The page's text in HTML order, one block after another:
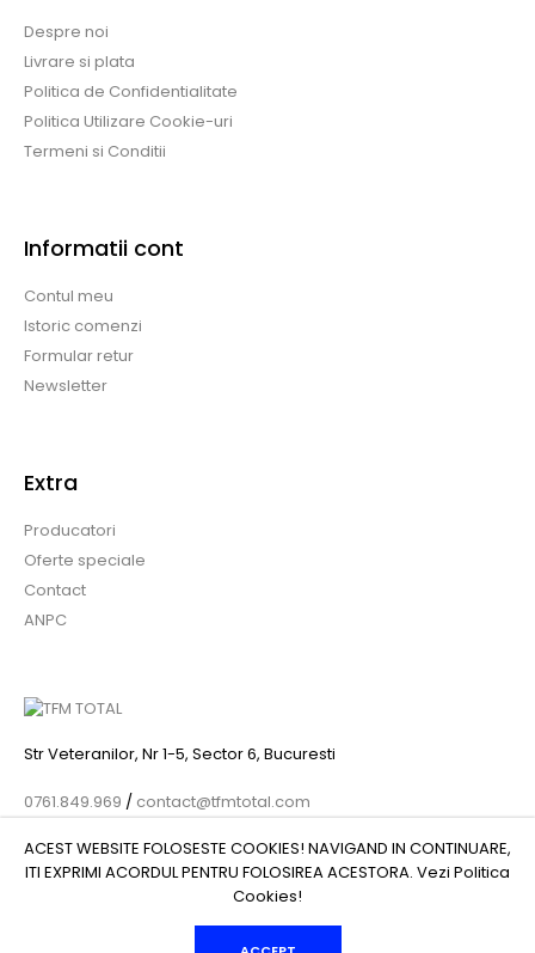
ACEST WEBSITE FOLOSESTE COOKIES! NAVIGAND IN CONTINUARE,
ITI EXPRIMI ACORDUL PENTRU FOLOSIREA ACESTORA. Vezi Politica
Cookies!
Despre noi
Livrare si plata
Politica de Confidentialitate
Politica Utilizare Cookie-uri
Termeni si Conditii
Informatii cont
Contul meu
Istoric comenzi
Formular retur
Newsletter
Extra
Producatori
Oferte speciale
Contact
ANPC
Str Veteranilor, Nr 1-5, Sector 6, Bucuresti
0761.849.969 / contact@tfmtotal.com
© 2022 TFM GLOBAL IMPEX SRL , CIF: 41247203 | Nr. reg.: